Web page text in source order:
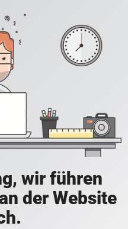
wir führen
der Website